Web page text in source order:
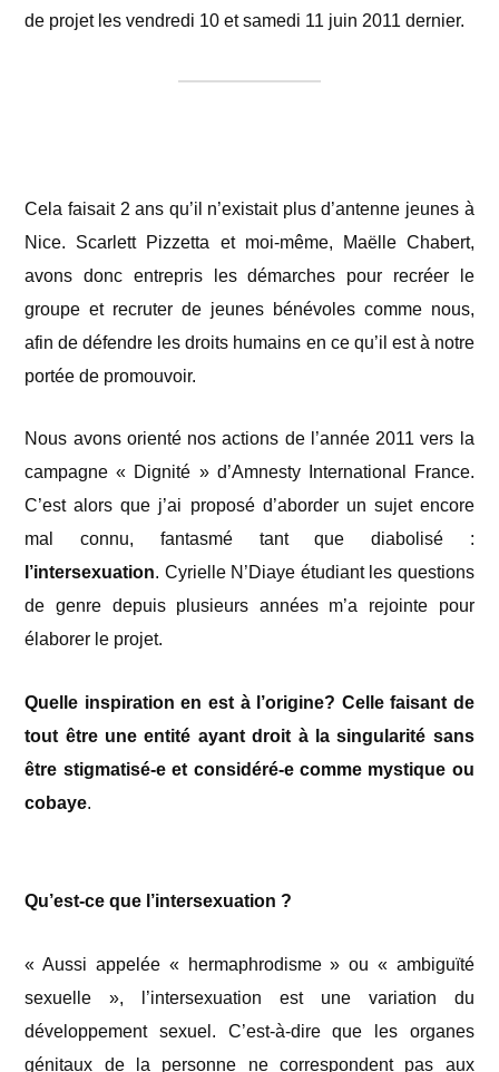
de projet les vendredi 10 et samedi 11 juin 2011 dernier.
Cela faisait 2 ans qu’il n’existait plus d’antenne jeunes à
Nice. Scarlett Pizzetta et moi-même, Maëlle Chabert,
avons donc entrepris les démarches pour recréer le
groupe et recruter de jeunes bénévoles comme nous,
afin de défendre les droits humains en ce qu’il est à notre
portée de promouvoir.
Nous avons orienté nos actions de l’année 2011 vers la
campagne « Dignité » d’Amnesty International France.
C’est alors que j’ai proposé d’aborder un sujet encore
mal connu, fantasmé tant que diabolisé :
l’intersexuation. Cyrielle N’Diaye étudiant les questions
de genre depuis plusieurs années m’a rejointe pour
élaborer le projet.
Quelle inspiration en est à l’origine? Celle faisant de
tout être une entité ayant droit à la singularité sans
être stigmatisé-e et considéré-e comme mystique ou
cobaye.
Qu’est-ce que l’intersexuation ?
« Aussi appelée « hermaphrodisme » ou « ambiguïté
sexuelle », l’intersexuation est une variation du
développement sexuel. C’est-à-dire que les organes
génitaux de la personne ne correspondent pas aux